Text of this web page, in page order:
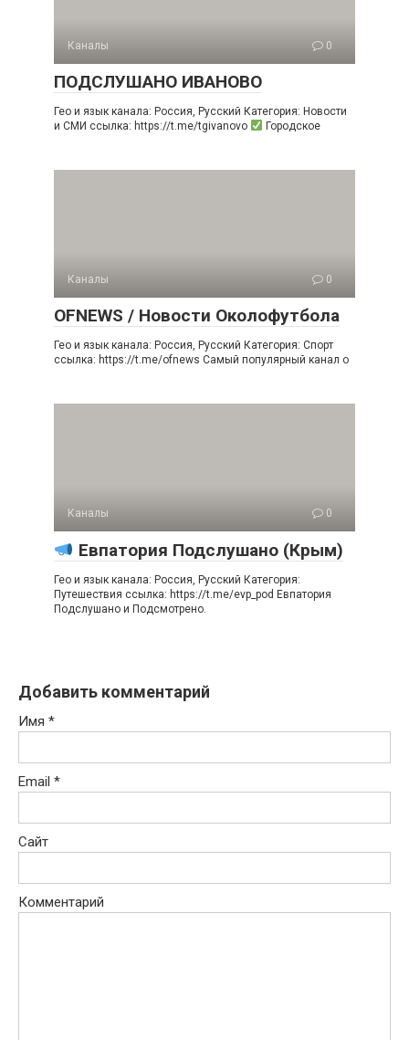
Каналы 0
ПОДСЛУШАНО ИВАНОВО
Гео и язык канала: Россия, Русский Категория: Новости
и СМИ ссылка: https://t.me/tgivanovo
Городское
Каналы 0
OFNEWS / Новости Околофутбола
Гео и язык канала: Россия, Русский Категория: Спорт
ссылка: https://t.me/ofnews Самый популярный канал о
Каналы 0
Евпатория Подслушано (Крым)
Гео и язык канала: Россия, Русский Категория:
Путешествия ссылка: https://t.me/evp_pod Евпатория
Подслушано и Подсмотрено.
Добавить комментарий
Имя *
Email *
Сайт
Комментарий